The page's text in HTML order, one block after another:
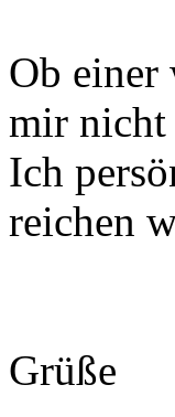
Ob einer
mir nicht
Ich
reichen
Grüße